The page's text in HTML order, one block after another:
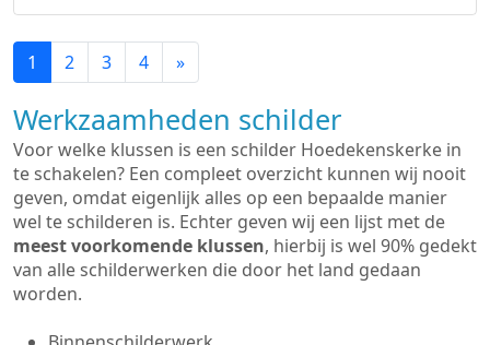
1 2 3 4 »
Werkzaamheden schilder
Voor welke klussen is een schilder Hoedekenskerke in
te schakelen? Een compleet overzicht kunnen wij nooit
geven, omdat eigenlijk alles op een bepaalde manier
wel te schilderen is. Echter geven wij een lijst met de
meest voorkomende klussen, hierbij is wel 90% gedekt
van alle schilderwerken die door het land gedaan
worden.